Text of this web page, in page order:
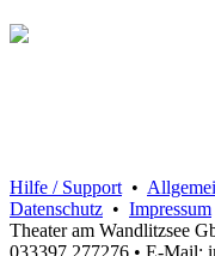
Hilfe / Support •
Datenschutz • Impressum
Theater am Wandlitzsee
033397 277276 • E-Mail: